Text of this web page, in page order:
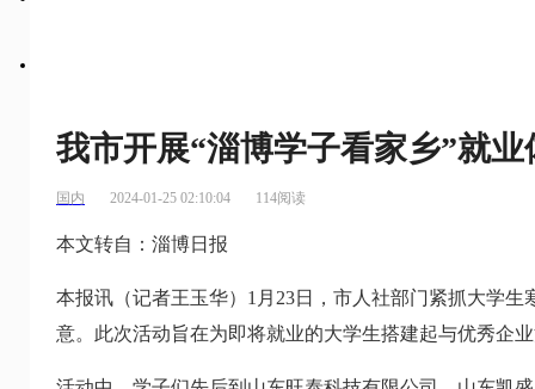
我市开展“淄博学子看家乡”就业
国内 2024-01-25 02:10:04 114阅读
本文转自：淄博日报
本报讯（记者王玉华）1月23日，市人社部门紧抓大学
意。此次活动旨在为即将就业的大学生搭建起与优秀企